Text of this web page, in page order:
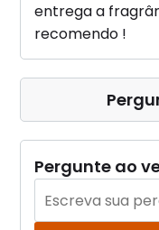
entrega a
recomendo !
Pergunte ao